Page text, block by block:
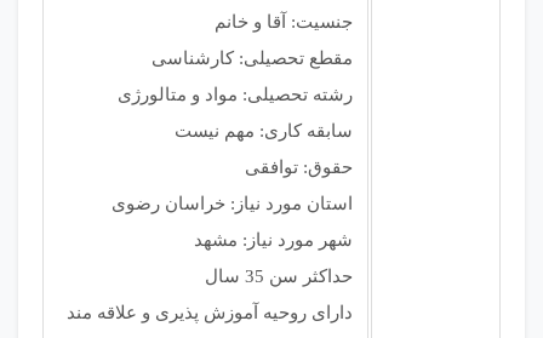
جنسیت: آقا و خانم
مقطع تحصیلی: کارشناسی
رشته تحصیلی: مواد و متالورژی
سابقه کاری: مهم نیست
حقوق: توافقی
استان مورد نیاز: خراسان رضوی
شهر مورد نیاز: مشهد
حداکثر سن 35 سال
دارای روحیه آموزش پذیری و علاقه مند